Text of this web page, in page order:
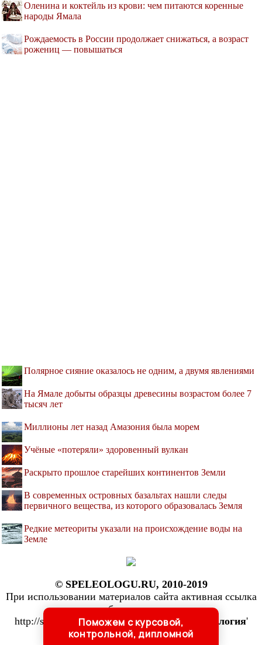
Оленина и коктейль из крови: чем питаются коренные
народы Ямала
Рождаемость в России продолжает снижаться, а возраст
рожениц — повышаться
Полярное сияние оказалось не одним, а двумя явлениями
На Ямале добыты образцы древесины возрастом более 7
тысяч лет
Миллионы лет назад Амазония была морем
Учёные «потеряли» здоровенный вулкан
Раскрыто прошлое старейших континентов Земли
В современных островных базальтах нашли следы
первичного вещества, из которого образовалась Земля
Редкие метеориты указали на происхождение воды на
Земле
© SPELEOLOGU.RU, 2010-2019
При использовании материалов сайта активная ссылка
обязательна:
http://speleologu.ru/ 'Спелеология и спелестология'
Поможем с курсовой,
контрольной, дипломной